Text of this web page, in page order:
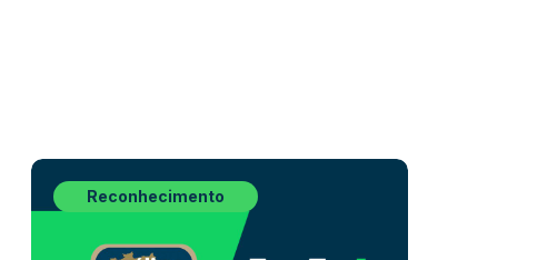
Reconhecimento